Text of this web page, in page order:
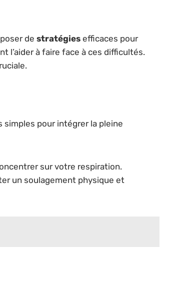
de stratégies efficaces pour
l’aider à faire face à ces difficultés.
simples pour intégrer la pleine
sur votre respiration.
un soulagement physique et